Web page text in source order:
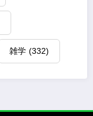
雑学 (332)